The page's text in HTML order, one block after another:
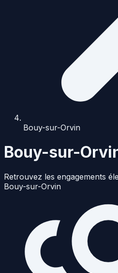
Bouy-sur-Orvin
Bouy-sur-
Retrouvez les engagements
Bouy-sur-Orvin